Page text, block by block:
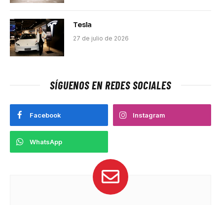
Tesla
27 de julio de 2026
SÍGUENOS EN REDES SOCIALES
Facebook Instagram
WhatsApp